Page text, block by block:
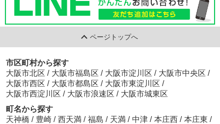
ページトップへ
市区町村から探す
大阪市北区 / 大阪市福島区 / 大阪市淀川区 / 大阪市中央区 /
大阪市西区 / 大阪市都島区 / 大阪市東淀川区 /
大阪市西淀川区 / 大阪市浪速区 / 大阪市城東区
町名から探す
天神橋 / 豊崎 / 西天満 / 福島 / 天満 / 中津 / 本庄西 / 本庄東 /